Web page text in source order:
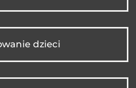
dzieci